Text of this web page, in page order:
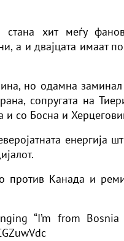
хит меѓу
а и двајцата имаат
но одамна
сопругата на
и со Босна и
енергија
против Канада и
“I’m from